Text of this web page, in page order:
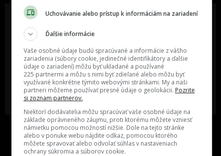
Oslov reklamou viac ako milión
ľudí v rôznych vekových
kategóriách a na rôznych
sociálnych sieťach a nakopni svoj
biznis alebo produkt.
MÁM ZÁUJEM O
SPOLUPRÁCU
poznáš niekoho, o kom by sme
mali určite napísať?
POŠLI NÁM TIP NA ČLÁNOK
Uchovávanie alebo prístup k informáciám na zariadení
Ďalšie informácie
Vaše osobné údaje budú spracúvané a informácie z vášho
zariadenia (súbory cookie, jedinečné identifikátory a ďalšie
údaje o zariadení) môžu byť ukladané a používané
225 partnermi a môžu s nimi byť zdieľané alebo môžu byť
využívané konkrétne týmito webovými stránkami. My a naši
partneri môžeme používať presné údaje o geolokácii. Pozrite
si zoznam partnerov.
Niektorí dodávatelia môžu spracúvať vaše osobné údaje na
základe oprávneného záujmu, proti ktorému môžete vzniesť
námietku pomocou možností nižšie. Dole na tejto stránke
alebo v ponuke webu nájdite odkaz, pomocou ktorého
môžete spravovať alebo odvolať súhlas v nastaveniach
ochrany súkromia a súborov cookie.